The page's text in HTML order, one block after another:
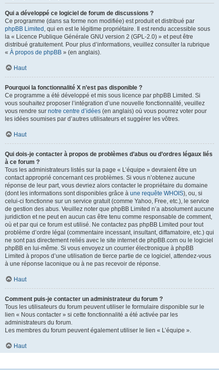
Qui a développé ce logiciel de forum de discussions ?
Ce programme (dans sa forme non modifiée) est produit et distribué par
phpBB Limited , qui en est le légitime propriétaire. Il est rendu accessible sous
la « Licence Publique Générale GNU version 2 (GPL-2.0) » et peut être
distribué gratuitement. Pour plus d’informations, veuillez consulter la rubrique
« À propos de phpBB » (en anglais).
Haut
Pourquoi la fonctionnalité X n’est pas disponible ?
Ce programme a été développé et mis sous licence par phpBB Limited. Si
vous souhaitez proposer l’intégration d’une nouvelle fonctionnalité, veuillez
vous rendre sur notre centre d’idées (en anglais) où vous pourrez voter pour
les idées soumises par d’autres utilisateurs et suggérer les vôtres.
Haut
Qui dois-je contacter à propos de problèmes d’abus ou d’ordres légaux liés
à ce forum ?
Tous les administrateurs listés sur la page « L’équipe » devraient être un
contact approprié concernant ces problèmes. Si vous n’obtenez aucune
réponse de leur part, vous devriez alors contacter le propriétaire du domaine
(dont les informations sont disponibles grâce à une requête WHOIS), ou, si
celui-ci fonctionne sur un service gratuit (comme Yahoo, Free, etc.), le service
de gestion des abus. Veuillez noter que phpBB Limited n’a absolument aucune
juridiction et ne peut en aucun cas être tenu comme responsable de comment,
où et par qui ce forum est utilisé. Ne contactez pas phpBB Limited pour tout
problème d’ordre légal (commentaire incessant, insultant, diffamatoire, etc.) qui
ne sont pas directement reliés avec le site internet de phpBB.com ou le logiciel
phpBB en lui-même. Si vous envoyez un courrier électronique à phpBB
Limited à propos d’une utilisation de tierce partie de ce logiciel, attendez-vous
à une réponse laconique ou à ne pas recevoir de réponse.
Haut
Comment puis-je contacter un administrateur du forum ?
Tous les utilisateurs du forum peuvent utiliser le formulaire disponible sur le
lien « Nous contacter » si cette fonctionnalité a été activée par les
administrateurs du forum.
Les membres du forum peuvent également utiliser le lien « L’équipe ».
Haut